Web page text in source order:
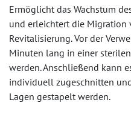
Ermöglicht das Wachstum
und erleichtert die Migration
Revitalisierung. Vor der
Minuten lang in einer
werden. Anschließend kann
individuell zugeschnitten
Lagen gestapelt werden.